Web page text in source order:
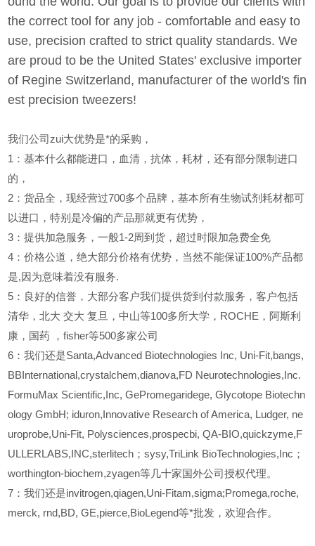
the correct tool for any job - comfortable and easy to
use, precision crafted to strict quality standards. We
are proud to be the United States' exclusive importer
of Regine Switzerland, manufacturer of the world's fin
est precision tweezers!
我们公司zui大优势是*的采购，
1
：基本什么都能进口，血清，抗体，耗材，还有部分限制进口
的，
2 ：货品全，现经营过700多个品牌，基本所有生物试剂耗材都可
以进口，特别是冷偏的产品那就更有优势，
3 ：提供加急服务，一般1-2周到货，超过时限加急费全免
4 ：价格公道，绝大部分价格有优势，当然不能保证100%产品都
是,因为意味着没有服务.
5 ：良好的信誉，大部分客户我们提供货到付款服务，客户包括
清华，北大 交大 复旦，中山等100多所大学，ROCHE，阿斯利
康，国药
，fisher等500多家公司
6 ：我们还是Santa,Advanced Biotechnologies Inc, Uni-Fit,bangs,
BBInternational,crystalchem,dianova,FD Neurotechnologies,Inc.
FormuMax Scientific,Inc, GePromegaridege, Glycotope Biotechn
ology GmbH; iduron,Innovative Research of America, Ludger, ne
uroprobe,Uni-Fit, Polysciences,prospecbi, QA-BIO,quickzyme,F
ULLERLABS,INC,sterlitech；sysy,TriLink BioTechnologies,Inc；
worthington-biochem,zyagen等几十家国外公司授权代理。
7：我们还是invitrogen,qiagen,Uni-Fitam,sigma;Promega,roche,
merck, rnd,BD, GE,pierce,BioLegend等*批发，欢迎合作。